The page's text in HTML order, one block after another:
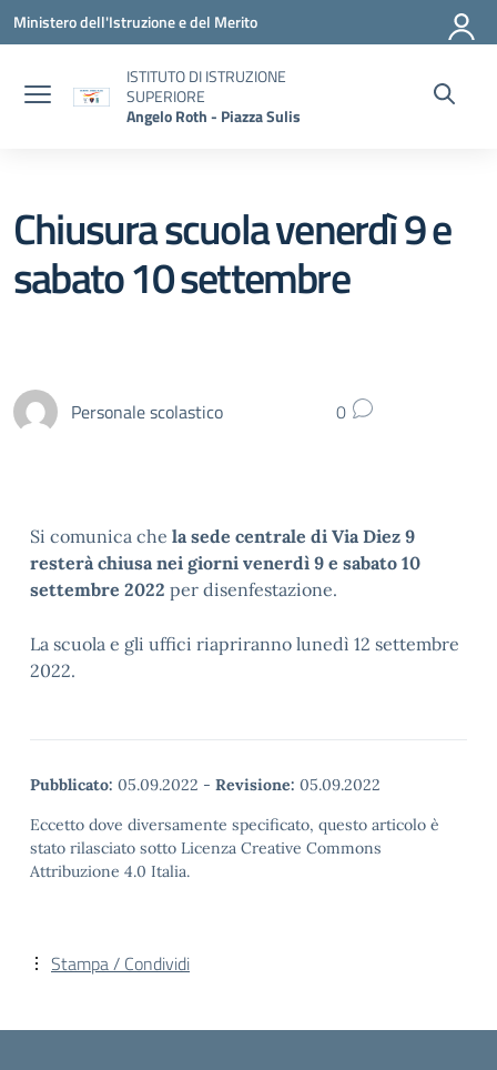
Vai ai contenuti
Vai al menu di navigazione
Vai al footer
Ministero dell'Istruzione e del Merito
ISTITUTO DI ISTRUZIONE
SUPERIORE
Angelo Roth - Piazza Sulis
Chiusura scuola venerdì 9 e
sabato 10 settembre
Personale scolastico 0
Si comunica che la sede centrale di Via Diez 9
resterà chiusa nei giorni venerdì 9 e sabato 10
settembre 2022 per disenfestazione.
La scuola e gli uffici riapriranno lunedì 12 settembre
2022.
Pubblicato: 05.09.2022 - Revisione: 05.09.2022
Eccetto dove diversamente specificato, questo articolo è
stato rilasciato sotto Licenza Creative Commons
Attribuzione 4.0 Italia.
Stampa / Condividi